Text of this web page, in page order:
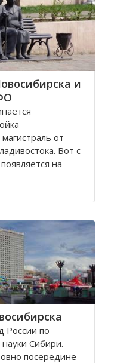
и
от
Вот с
на
памятник-
России по
Сибири.
посередине